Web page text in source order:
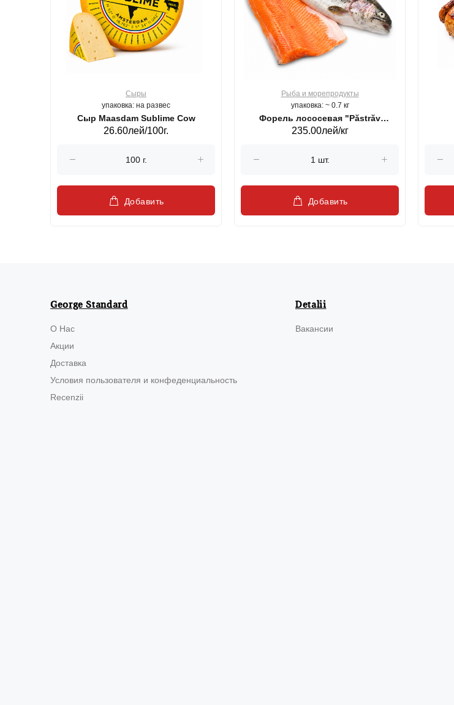
Сыры
упаковка: на развес
Сыр Maasdam Sublime Cow
26.60лей/100г.
Добавить
Рыба и морепродукты
упаковка: ~ 0.7 кг
Форель лососевая "Păstrăv
Moldovenesc"
235.00лей/кг
Добавить
George Standard
О Нас
Акции
Доставка
Условия пользователя и конфеденциальность
Recenzii
Detalii
Вакансии